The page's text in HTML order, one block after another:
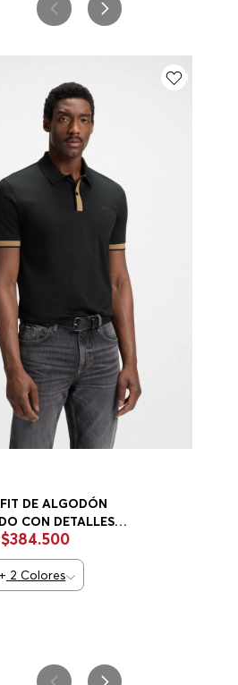
DE ALGODÓN
CON DETALLES
POLO SLIM FIT
$384.500
+ 2 Colores